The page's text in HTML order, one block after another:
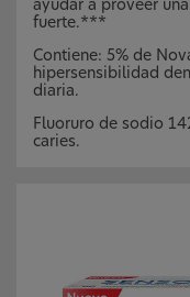
ayudar a proveer
fuerte.***
Contiene: 5% de
hipersensibilidad
diaria.
Fluoruro de sodio
caries.